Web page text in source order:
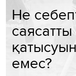
Не
емес?